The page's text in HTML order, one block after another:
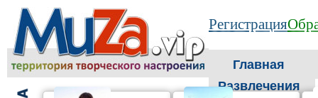
Регистрация
Главная
Развлечения